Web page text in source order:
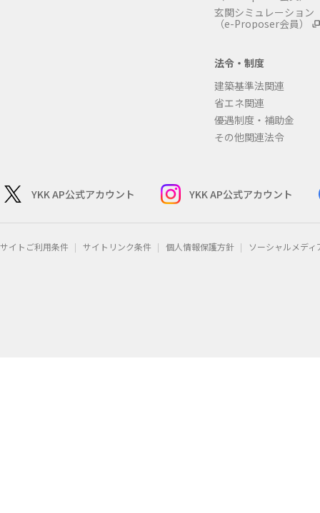
玄関シミュレーション
（e-Proposer会員）
法令・制度
建築基準法関連
省エネ関連
優遇制度・補助金
その他関連法令
YKK AP公式アカウント YKK AP公式アカウント
サイトご利用条件 サイトリンク条件 個人情報保護方針 ソーシャルメデ